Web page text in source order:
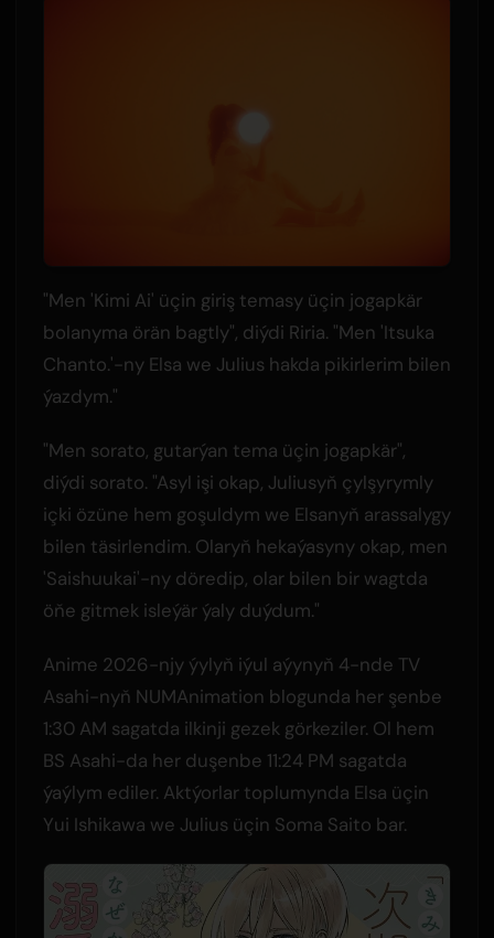
"Men 'Kimi Ai' üçin giriş temasy üçin jogapkär
bolanyma örän bagtly", diýdi Riria. "Men 'Itsuka
Chanto.'-ny Elsa we Julius hakda pikirlerim bilen
ýazdym."
"Men sorato, gutarýan tema üçin jogapkär",
diýdi sorato. "Asyl işi okap, Juliusyň çylşyrymly
içki özüne hem goşuldym we Elsanyň arassalygy
bilen täsirlendim. Olaryň hekaýasyny okap, men
'Saishuukai'-ny döredip, olar bilen bir wagtda
öňe gitmek isleýär ýaly duýdum."
Anime 2026-njy ýylyň iýul aýynyň 4-nde TV
Asahi-nyň NUMAnimation blogunda her şenbe
1:30 AM sagatda ilkinji gezek görkeziler. Ol hem
BS Asahi-da her duşenbe 11:24 PM sagatda
ýaýlym ediler. Aktýorlar toplumynda Elsa üçin
Yui Ishikawa we Julius üçin Soma Saito bar.